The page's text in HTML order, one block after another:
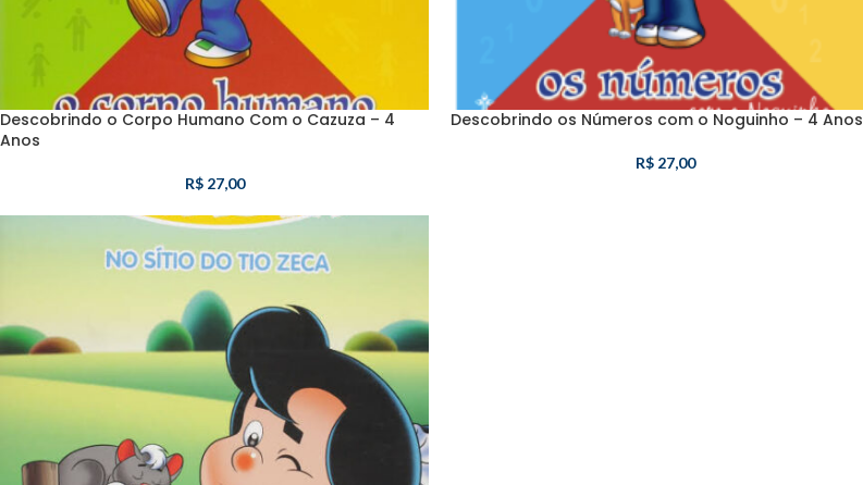
Descobrindo o Corpo Humano Com o Cazuza – 4
Anos
R$27,00
Descobrindo os Números com o Noguinho – 4 Anos
R$27,00